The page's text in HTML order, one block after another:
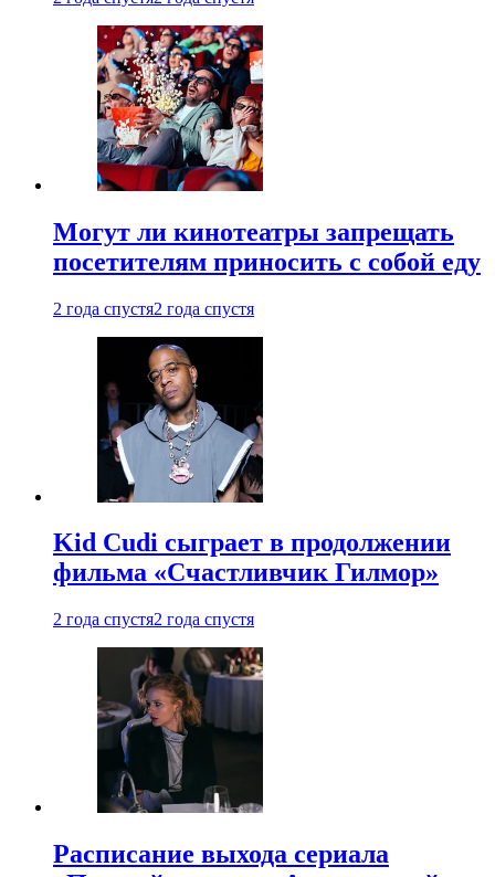
Могут ли кинотеатры запрещать
посетителям приносить с собой еду
2 года спустя2 года спустя
Kid Cudi сыграет в продолжении
фильма «Счастливчик Гилмор»
2 года спустя2 года спустя
Расписание выхода сериала